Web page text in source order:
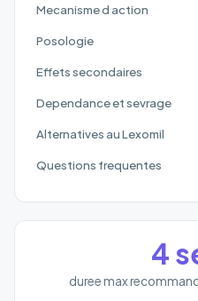
Mecanisme d action
Posologie
Effets secondaires
Dependance et sevrage
Alternatives au Lexomil
Questions frequentes
4
duree max